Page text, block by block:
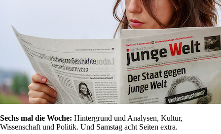
Sechs mal die Woche: Hintergrund und Analysen, Kultur,
Wissenschaft und Politik. Und Samstag acht Seiten extra.